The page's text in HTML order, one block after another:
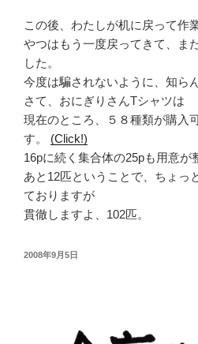
この後、わたしが机に戻って作
やつはもう一度戻ってきて、ま
した。
今度は騙されないように、知ら
さて、おにぎりさんTシャツは
現在のところ、５８種類が購入
す。
(Click!)
16pに続く集合体の25pも用意が
あと12匹ということで、ちょっ
ておりますが
貫徹しますよ、102匹。
投
2008年9月5日